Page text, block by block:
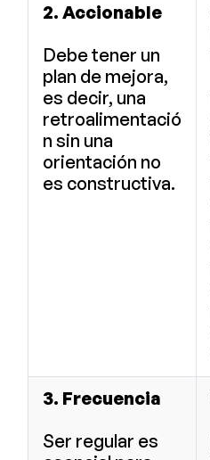
2. Accionable
Debe tener un
plan de mejora,
es decir, una
retroalimentació
n sin una
orientación no
es constructiva.
3. Frecuencia
Ser regular es